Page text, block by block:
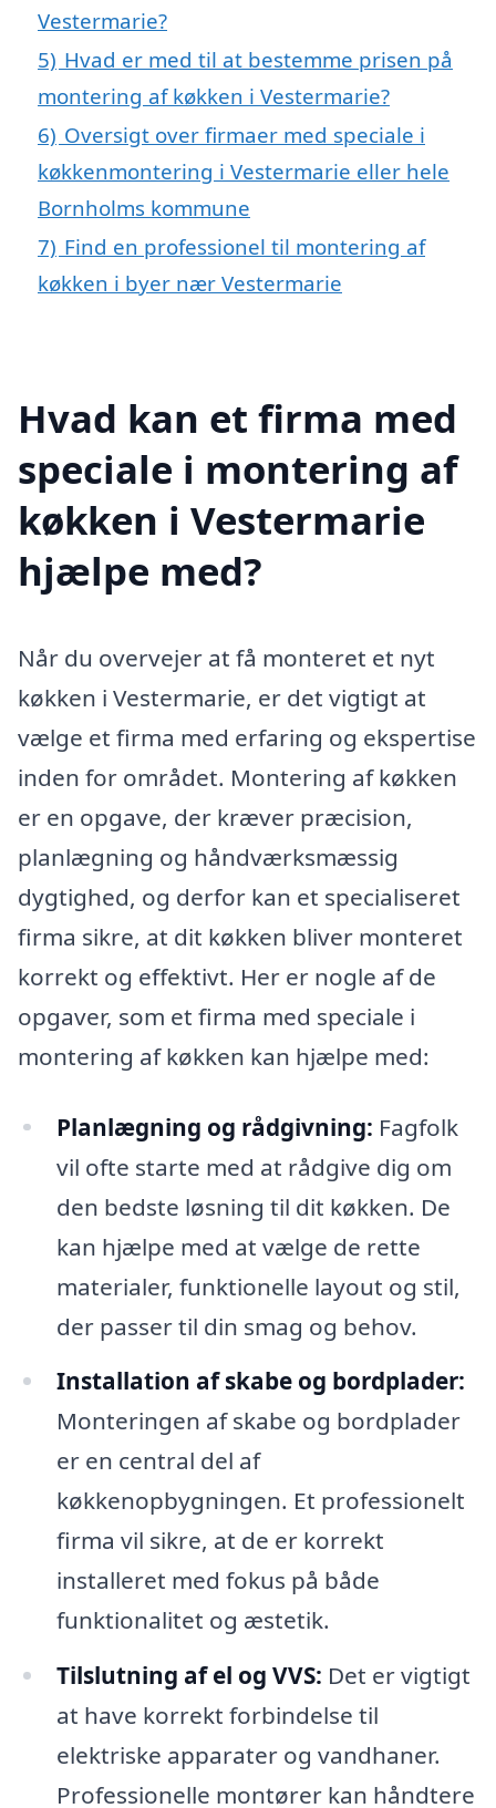
Vestermarie?
5) Hvad er med til at bestemme prisen på
montering af køkken i Vestermarie?
6) Oversigt over firmaer med speciale i
køkkenmontering i Vestermarie eller hele
Bornholms kommune
7) Find en professionel til montering af
køkken i byer nær Vestermarie
Hvad kan et firma med
speciale i montering af
køkken i Vestermarie
hjælpe med?
Når du overvejer at få monteret et nyt
køkken i Vestermarie, er det vigtigt at
vælge et firma med erfaring og ekspertise
inden for området. Montering af køkken
er en opgave, der kræver præcision,
planlægning og håndværksmæssig
dygtighed, og derfor kan et specialiseret
firma sikre, at dit køkken bliver monteret
korrekt og effektivt. Her er nogle af de
opgaver, som et firma med speciale i
montering af køkken kan hjælpe med:
Planlægning og rådgivning: Fagfolk
vil ofte starte med at rådgive dig om
den bedste løsning til dit køkken. De
kan hjælpe med at vælge de rette
materialer, funktionelle layout og stil,
der passer til din smag og behov.
Installation af skabe og bordplader:
Monteringen af skabe og bordplader
er en central del af
køkkenopbygningen. Et professionelt
firma vil sikre, at de er korrekt
installeret med fokus på både
funktionalitet og æstetik.
Tilslutning af el og VVS: Det er vigtigt
at have korrekt forbindelse til
elektriske apparater og vandhaner.
Professionelle montører kan håndtere